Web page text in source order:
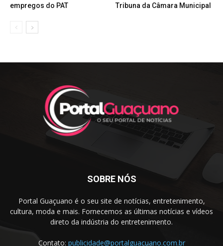
empregos do PAT
Tribuna da Câmara Municipal
SOBRE NÓS
Portal Guaçuano é o seu site de notícias, entretenimento,
cultura, moda e mais. Fornecemos as últimas notícias e vídeos
direto da indústria do entretenimento.
Contato: publicidade@portalguacuano.com.br